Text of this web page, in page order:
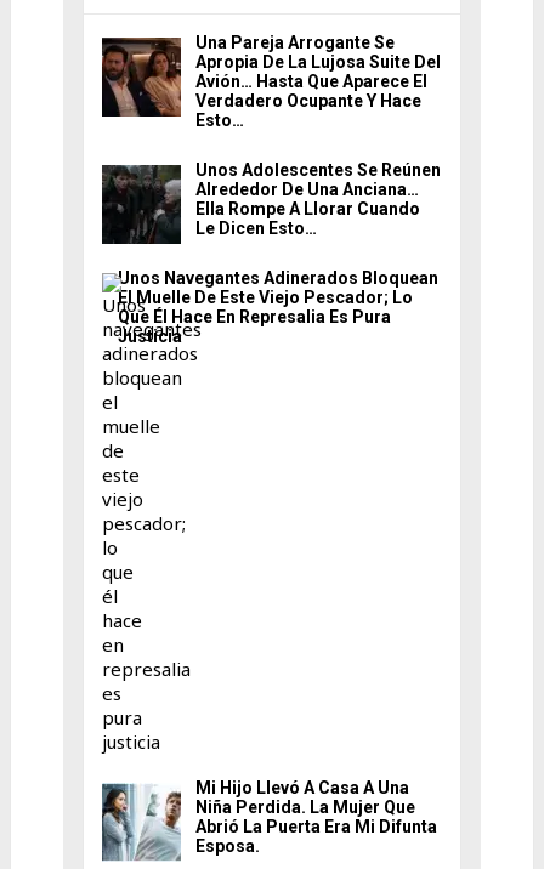
Una Pareja Arrogante Se
Apropia De La Lujosa Suite Del
Avión… Hasta Que Aparece El
Verdadero Ocupante Y Hace
Esto…
Unos Adolescentes Se Reúnen
Alrededor De Una Anciana…
Ella Rompe A Llorar Cuando
Le Dicen Esto…
Unos Navegantes Adinerados Bloquean
El Muelle De Este Viejo Pescador; Lo
Que Él Hace En Represalia Es Pura
Justicia
Mi Hijo Llevó A Casa A Una
Niña Perdida. La Mujer Que
Abrió La Puerta Era Mi Difunta
Esposa.